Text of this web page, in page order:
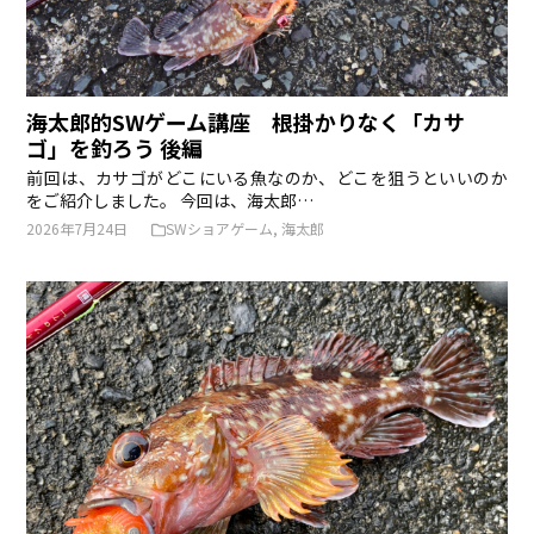
海太郎的SWゲーム講座 根掛かりなく「カサ
ゴ」を釣ろう 後編
前回は、カサゴがどこにいる魚なのか、どこを狙うといいのか
をご紹介しました。 今回は、海太郎…
2026年7月24日 SWショアゲーム,海太郎